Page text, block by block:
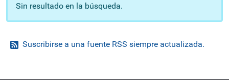
Sin resultado en la búsqueda.
Suscribirse a una fuente RSS siempre actualizada.